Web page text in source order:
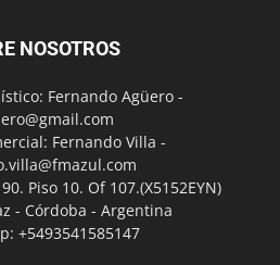
NOSOTROS
Fernando Agüero -
Fernando Villa -
Piso 10. Of 107.(X5152EYN)
- Córdoba - Argentina
+5493541585147